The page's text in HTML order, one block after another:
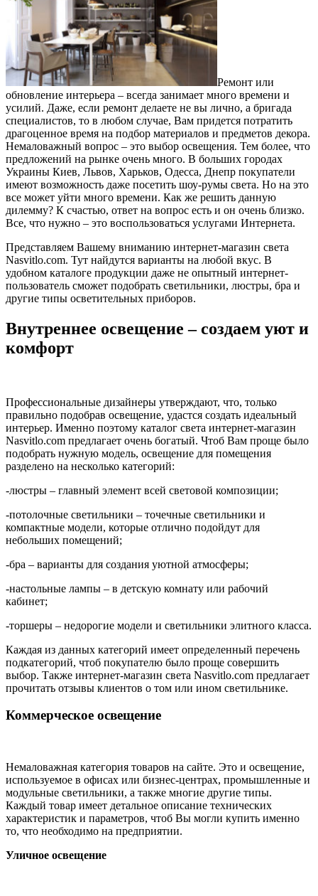
Ремонт или
обновление интерьера – всегда занимает много времени и
усилий. Даже, если ремонт делаете не вы лично, а бригада
специалистов, то в любом случае, Вам придется потратить
драгоценное время на подбор материалов и предметов декора.
Немаловажный вопрос – это выбор освещения. Тем более, что
предложений на рынке очень много. В больших городах
Украины Киев, Львов, Харьков, Одесса, Днепр покупатели
имеют возможность даже посетить шоу-румы света. Но на это
все может уйти много времени. Как же решить данную
дилемму? К счастью, ответ на вопрос есть и он очень близко.
Все, что нужно – это воспользоваться услугами Интернета.
Представляем Вашему вниманию интернет-магазин света
Nasvitlo.com. Тут найдутся варианты на любой вкус. В
удобном каталоге продукции даже не опытный интернет-
пользователь сможет подобрать светильники, люстры, бра и
другие типы осветительных приборов.
Внутреннее освещение – создаем уют и
комфорт
Профессиональные дизайнеры утверждают, что, только
правильно подобрав освещение, удастся создать идеальный
интерьер. Именно поэтому каталог света интернет-магазин
Nasvitlo.com предлагает очень богатый. Чтоб Вам проще было
подобрать нужную модель, освещение для помещения
разделено на несколько категорий:
-люстры – главный элемент всей световой композиции;
-потолочные светильники – точечные светильники и
компактные модели, которые отлично подойдут для
небольших помещений;
-бра – варианты для создания уютной атмосферы;
-настольные лампы – в детскую комнату или рабочий
кабинет;
-торшеры – недорогие модели и светильники элитного класса.
Каждая из данных категорий имеет определенный перечень
подкатегорий, чтоб покупателю было проще совершить
выбор. Также интернет-магазин света Nasvitlo.com предлагает
прочитать отзывы клиентов о том или ином светильнике.
Коммерческое освещение
Немаловажная категория товаров на сайте. Это и освещение,
используемое в офисах или бизнес-центрах, промышленные и
модульные светильники, а также многие другие типы.
Каждый товар имеет детальное описание технических
характеристик и параметров, чтоб Вы могли купить именно
то, что необходимо на предприятии.
Уличное освещение